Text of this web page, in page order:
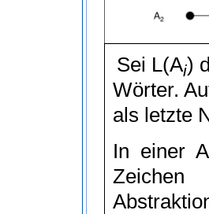
Sei L(Ai)
Wörter.
als letzte
In einer